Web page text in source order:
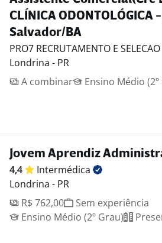
CLÍNICA
Salvador/BA
PRO7 RECRUTAMENTO E SELECAO
Londrina - PR
A combinar
Ensino Médio (2º
Jovem Aprendiz
4,4
Intermédica
Londrina - PR
R$ 762,00
Sem experiência
Ensino Médio (2º Grau)